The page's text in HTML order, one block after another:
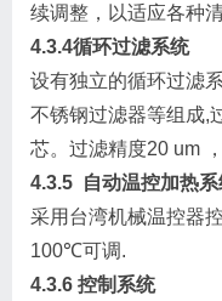
续调整，以适应各种
4.3.4循环过滤系统
设有独立的循环过滤
不锈钢过滤器等组成,
芯。过滤精度20 um
4.3.5 自动温控
采用台湾机械温控器
100℃可调.
4.3.6 控制系统